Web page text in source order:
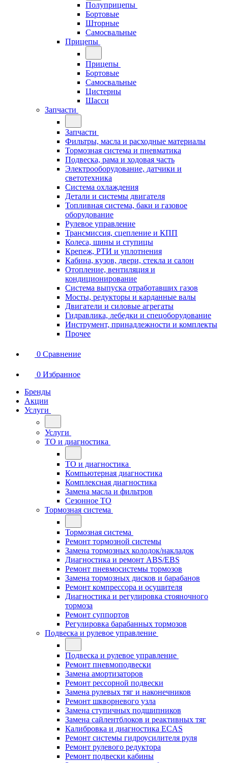
Полуприцепы
Бортовые
Шторные
Самосвальные
Прицепы
Прицепы
Бортовые
Самосвальные
Цистерны
Шасси
Запчасти
Запчасти
Фильтры, масла и расходные материалы
Тормозная система и пневматика
Подвеска, рама и ходовая часть
Электрооборудование, датчики и
светотехника
Система охлаждения
Детали и системы двигателя
Топливная система, баки и газовое
оборудование
Рулевое управление
Трансмиссия, сцепление и КПП
Колеса, шины и ступицы
Крепеж, РТИ и уплотнения
Кабина, кузов, двери, стекла и салон
Отопление, вентиляция и
кондиционирование
Система выпуска отработавших газов
Мосты, редукторы и карданные валы
Двигатели и силовые агрегаты
Гидравлика, лебедки и спецоборудование
Инструмент, принадлежности и комплекты
Прочее
0 Сравнение
0 Избранное
Бренды
Акции
Услуги
Услуги
ТО и диагностика
ТО и диагностика
Компьютерная диагностика
Комплексная диагностика
Замена масла и фильтров
Сезонное ТО
Тормозная система
Тормозная система
Ремонт тормозной системы
Замена тормозных колодок/накладок
Диагностика и ремонт ABS/EBS
Ремонт пневмосистемы тормозов
Замена тормозных дисков и барабанов
Ремонт компрессора и осушителя
Диагностика и регулировка стояночного
тормоза
Ремонт суппортов
Регулировка барабанных тормозов
Подвеска и рулевое управление
Подвеска и рулевое управление
Ремонт пневмоподвески
Замена амортизаторов
Ремонт рессорной подвески
Замена рулевых тяг и наконечников
Ремонт шкворневого узла
Замена ступичных подшипников
Замена сайлентблоков и реактивных тяг
Калибровка и диагностика ECAS
Ремонт системы гидроусилителя руля
Ремонт рулевого редуктора
Ремонт подвески кабины